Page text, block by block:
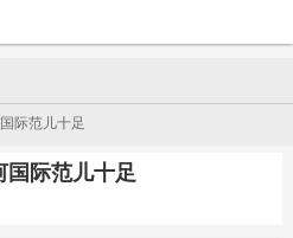
际范儿十足
国际范儿十足